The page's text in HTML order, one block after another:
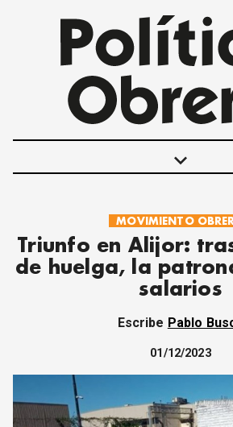
keyboard_arrow_down
POLÍTICAS
MOVIMIENTO
MUJER
SOCIEDAD Y
JUVENTUD
CORREO DE
DEBATE
ARCHIVO
MOVIMIENTO
Triunfo en Alijor:
de huelga, la
salarios
Escribe Pablo
01/12/2023